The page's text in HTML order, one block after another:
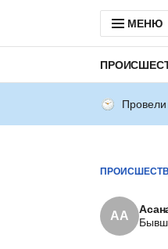
МЕНЮ
АА